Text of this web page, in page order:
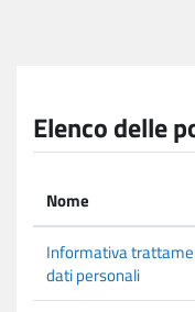
Elenco delle
Nome
Informativa
dati personali